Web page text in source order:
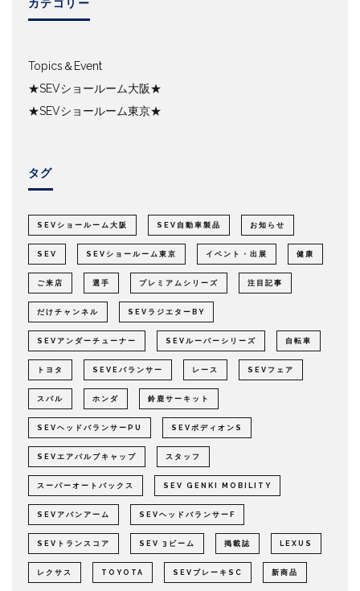
カテゴリー
Topics＆Event
★SEVショールーム大阪★
★SEVショールーム東京★
タグ
SEVショールーム大阪 SEV自動車製品 お知らせ
SEV SEVショールーム東京 イベント・出展 健康
ご来店 選手 プレミアムシリーズ 注目記事
だけチャンネル SEVラジエターBY
SEVアンダーチューナー SEVルーパーシリーズ 自転車
トヨタ SEVEバランサー レース SEVフェア
スバル ホンダ 鈴鹿サーキット
SEVヘッドバランサーPU SEVボディオンS
SEVエアバルブキャップ スタッフ
スーパーオートバックス SEV GENKI MOBILITY
SEVアバンアーム SEVヘッドバランサーF
SEVトランスコア SEV 3ビーム 掲載誌 LEXUS
レクサス TOYOTA SEVブレーキSC 新商品